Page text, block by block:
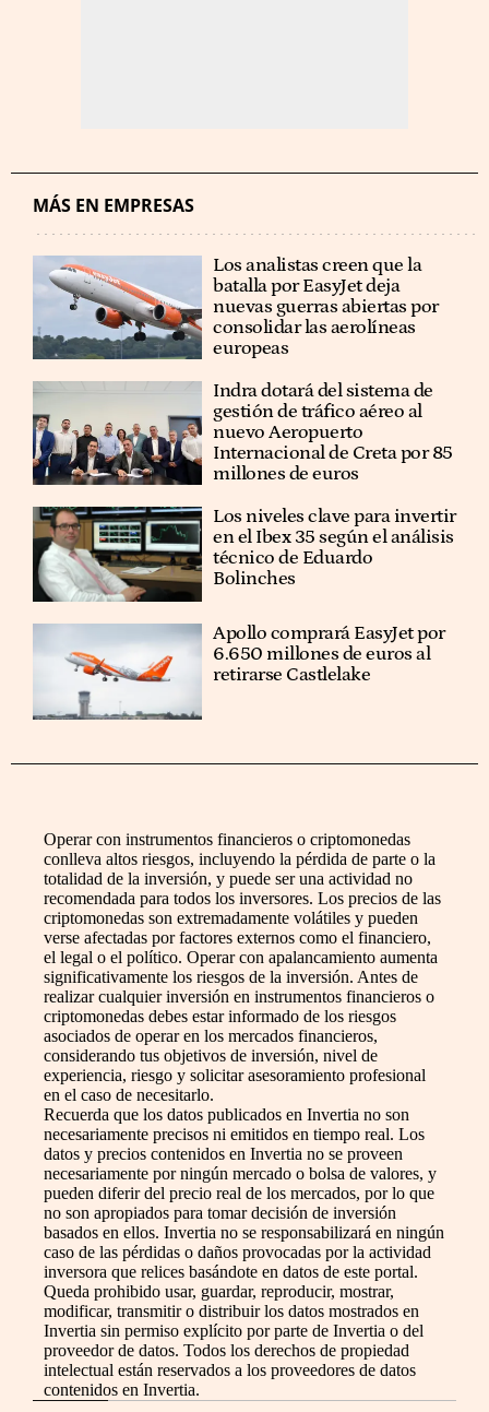
MÁS EN EMPRESAS
Los analistas creen que la
batalla por EasyJet deja
nuevas guerras abiertas por
consolidar las aerolíneas
europeas
Indra dotará del sistema de
gestión de tráfico aéreo al
nuevo Aeropuerto
Internacional de Creta por 85
millones de euros
Los niveles clave para invertir
en el Ibex 35 según el análisis
técnico de Eduardo
Bolinches
Apollo comprará EasyJet por
6.650 millones de euros al
retirarse Castlelake
Operar con instrumentos financieros o criptomonedas
conlleva altos riesgos, incluyendo la pérdida de parte o la
totalidad de la inversión, y puede ser una actividad no
recomendada para todos los inversores. Los precios de las
criptomonedas son extremadamente volátiles y pueden
verse afectadas por factores externos como el financiero,
el legal o el político. Operar con apalancamiento aumenta
significativamente los riesgos de la inversión. Antes de
realizar cualquier inversión en instrumentos financieros o
criptomonedas debes estar informado de los riesgos
asociados de operar en los mercados financieros,
considerando tus objetivos de inversión, nivel de
experiencia, riesgo y solicitar asesoramiento profesional
en el caso de necesitarlo.
Recuerda que los datos publicados en Invertia no son
necesariamente precisos ni emitidos en tiempo real. Los
datos y precios contenidos en Invertia no se proveen
necesariamente por ningún mercado o bolsa de valores, y
pueden diferir del precio real de los mercados, por lo que
no son apropiados para tomar decisión de inversión
basados en ellos. Invertia no se responsabilizará en ningún
caso de las pérdidas o daños provocadas por la actividad
inversora que relices basándote en datos de este portal.
Queda prohibido usar, guardar, reproducir, mostrar,
modificar, transmitir o distribuir los datos mostrados en
Invertia sin permiso explícito por parte de Invertia o del
proveedor de datos. Todos los derechos de propiedad
intelectual están reservados a los proveedores de datos
contenidos en Invertia.